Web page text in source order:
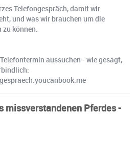
Telefongespräch, damit wir
und was wir brauchen um die
zu können.
aussuchen - wie gesagt,
missverstandenen Pferdes -